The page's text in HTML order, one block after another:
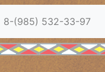
8-(985) 532-33-97